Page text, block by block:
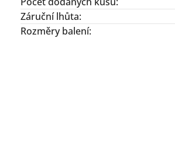
Záruční lhůta:
Rozměry balení: